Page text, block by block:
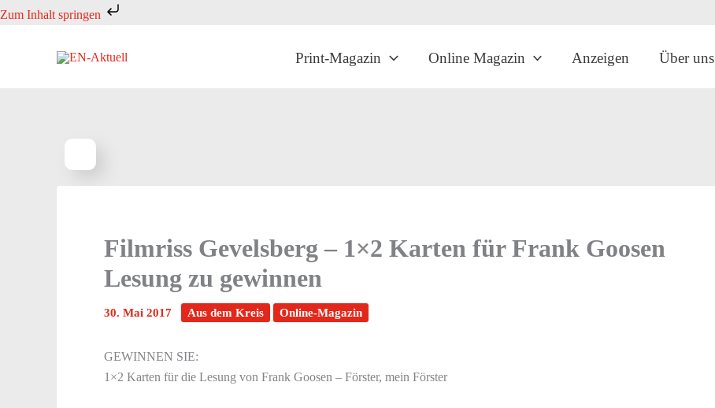
Zum Inhalt springen
Zum
Print-Magazin Online Magazin Anzeigen Über uns
Filmriss Gevelsberg – 1×2 Karten für Frank Goosen
Lesung zu gewinnen
30. Mai 2017 Aus dem Kreis Online-Magazin
GEWINNEN SIE:
1×2 Karten für die Lesung von Frank Goosen – Förster, mein Förster